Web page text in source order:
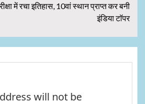
में रचा इतिहास, 10वां स्थान प्राप्त कर बनी
इंडिया टाॅपर
will not be